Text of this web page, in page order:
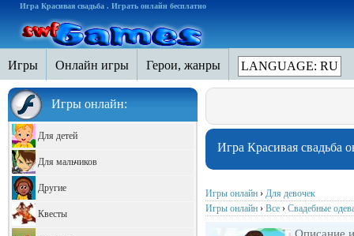
Игра Красивая свадьба . Играть онлайн бесплатно
Игры Онлайн игры Герои, жанры LANGUAGE: RU
Игры онлайн:
Для детей
Для мальчиков
Другие
Квесты
Игра Красивая свадьба
Игры онлайн › Для девочек
Игры онлайн › Все › Свадебные